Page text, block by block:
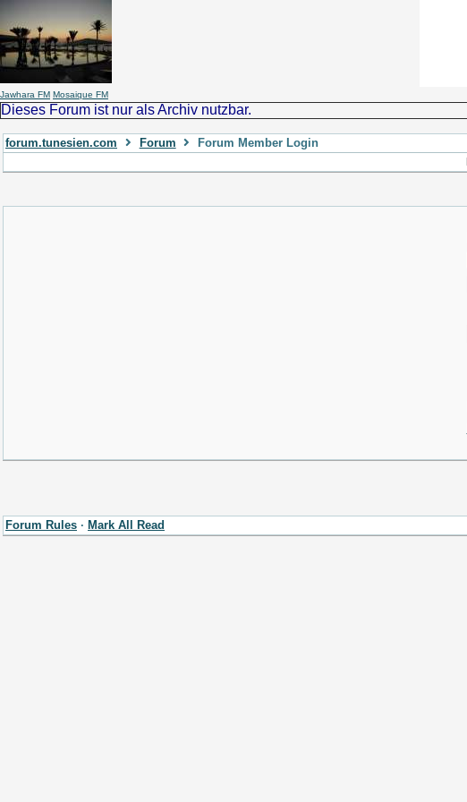
Jawhara FM Mosaique FM
Dieses Forum ist nur als Archiv nutzbar.
forum.tunesien.com Forum Forum Member Login
Forum Rules · Mark All Read